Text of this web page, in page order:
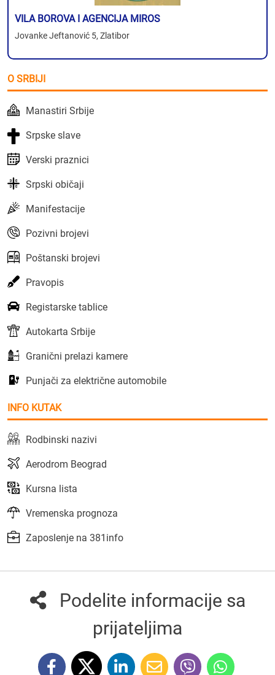
VILA BOROVA I AGENCIJA MIROS
Jovanke Jeftanović 5, Zlatibor
O SRBIJI
Manastiri Srbije
Srpske slave
Verski praznici
Srpski običaji
Manifestacije
Pozivni brojevi
Poštanski brojevi
Pravopis
Registarske tablice
Autokarta Srbije
Granični prelazi kamere
Punjači za električne automobile
INFO KUTAK
Rodbinski nazivi
Aerodrom Beograd
Kursna lista
Vremenska prognoza
Zaposlenje na 381info
Podelite informacije sa
prijateljima